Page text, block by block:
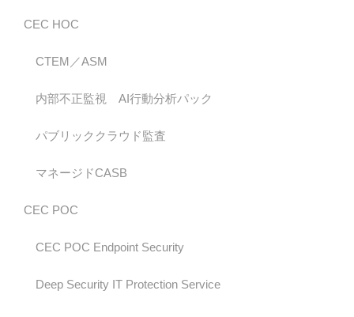
CEC HOC
CTEM／ASM
内部不正監視 AI行動分析パック
パブリッククラウド監査
マネージドCASB
CEC POC
CEC POC Endpoint Security
Deep Security IT Protection Service